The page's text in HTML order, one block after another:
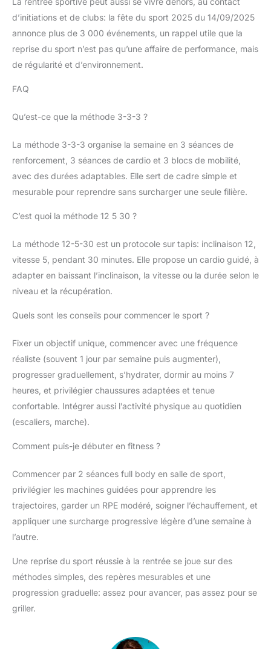
éducatifs pour stimuler l'esprit.
Disponible en plusieurs coloris,
c'est l'idée cadeau parfaite
pour toutes les occasions :
Noël, anniversaires, fête des
mères ou des pères, Pâques et
intuitive et ses fonctions de
10 Ans & Garantie à Vie]
10 ans d'expérience. En tant que
fabricant disposant de sa
propre usine et d'un
nous mettons en œuvre des
mesures de contrôle qualité
extrêmement rigoureuses. Notre
permet d'être une référence en
Garantie à Vie, témoignant de
nos produits. En choisissant
notre marque, vous bénéficiez
d'un support client dévoué et
d'un produit conçu selon les
standards les plus élevés du
garantie pour un achat sans
d’initiations et de clubs: la fête du sport 2025 du 14/09/2025
annonce plus de 3 000 événements, un rappel utile que la
reprise du sport n’est pas qu’une affaire de performance, mais
de régularité et d’environnement.
FAQ
Qu’est-ce que la méthode 3-3-3 ?
La méthode 3-3-3 organise la semaine en 3 séances de
renforcement, 3 séances de cardio et 3 blocs de mobilité,
avec des durées adaptables. Elle sert de cadre simple et
mesurable pour reprendre sans surcharger une seule filière.
C’est quoi la méthode 12 5 30 ?
La méthode 12-5-30 est un protocole sur tapis: inclinaison 12,
vitesse 5, pendant 30 minutes. Elle propose un cardio guidé, à
adapter en baissant l’inclinaison, la vitesse ou la durée selon le
niveau et la récupération.
Quels sont les conseils pour commencer le sport ?
Fixer un objectif unique, commencer avec une fréquence
réaliste (souvent 1 jour par semaine puis augmenter),
progresser graduellement, s’hydrater, dormir au moins 7
heures, et privilégier chaussures adaptées et tenue
confortable. Intégrer aussi l’activité physique au quotidien
(escaliers, marche).
Comment puis-je débuter en fitness ?
Commencer par 2 séances full body en salle de sport,
privilégier les machines guidées pour apprendre les
trajectoires, garder un RPE modéré, soigner l’échauffement, et
appliquer une surcharge progressive légère d’une semaine à
l’autre.
Une reprise du sport réussie à la rentrée se joue sur des
méthodes simples, des repères mesurables et une
progression graduelle: assez pour avancer, pas assez pour se
griller.